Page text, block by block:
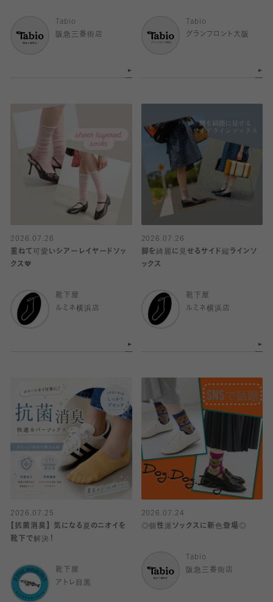
Tabio
阪急三番街店
Tabio
グランフロント大阪
2026.07.26
重ねて可愛いシアーレイヤードソッ
クス💖
靴下屋
ルミネ横浜店
2026.07.26
脚を綺麗に見せるサイド縦ラインソ
ックス
靴下屋
ルミネ横浜店
2026.07.25
【抗菌消臭】 気になる夏のニオイを
靴下で解決！
靴下屋
アトレ目黒
2026.07.24
◎個性派ソックスに新色登場◎
Tabio
阪急三番街店